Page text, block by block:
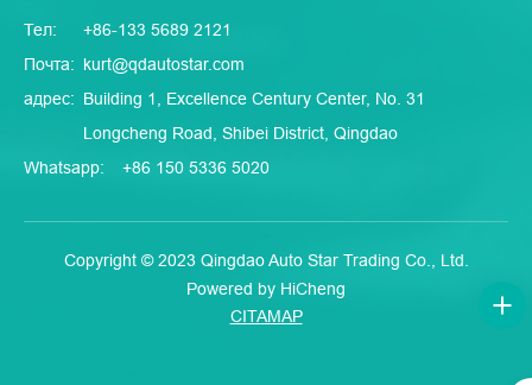
Тел:
+86-133 5689 2121
Почта: kurt@qdautostar.com
адрес: Building 1, Excellence Century Center, No. 31
Longcheng Road, Shibei District, Qingdao
Whatsapp:
+86 150 5336 5020
Copyright © 2023 Qingdao Auto Star Trading Co., Ltd.
Powered by HiCheng
CITAMAP